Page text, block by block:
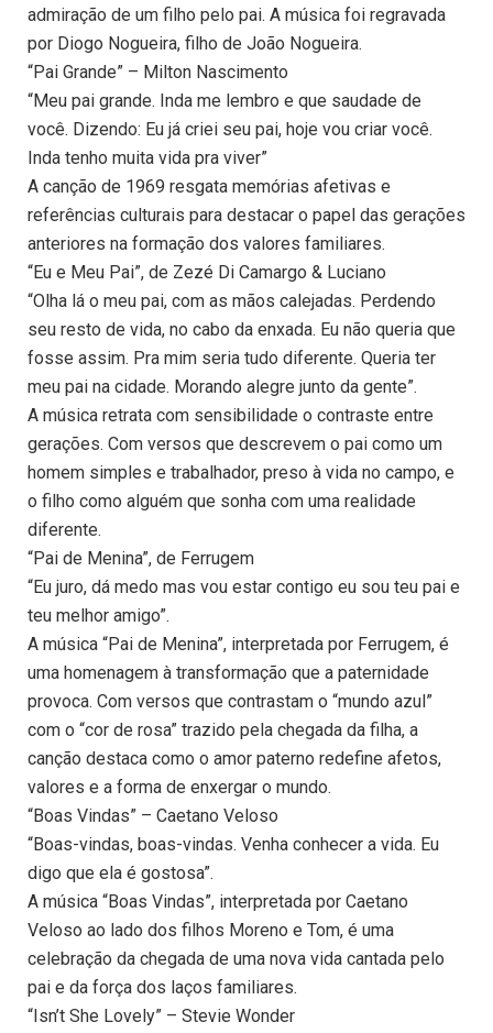
admiração de um filho pelo pai. A música foi regravada
por Diogo Nogueira, filho de João Nogueira.
“Pai Grande” – Milton Nascimento
“Meu pai grande. Inda me lembro e que saudade de
você. Dizendo: Eu já criei seu pai, hoje vou criar você.
Inda tenho muita vida pra viver”
A canção de 1969 resgata memórias afetivas e
referências culturais para destacar o papel das gerações
anteriores na formação dos valores familiares.
“Eu e Meu Pai”, de Zezé Di Camargo & Luciano
“Olha lá o meu pai, com as mãos calejadas. Perdendo
seu resto de vida, no cabo da enxada. Eu não queria que
fosse assim. Pra mim seria tudo diferente. Queria ter
meu pai na cidade. Morando alegre junto da gente”.
A música retrata com sensibilidade o contraste entre
gerações. Com versos que descrevem o pai como um
homem simples e trabalhador, preso à vida no campo, e
o filho como alguém que sonha com uma realidade
diferente.
“Pai de Menina”, de Ferrugem
“Eu juro, dá medo mas vou estar contigo eu sou teu pai e
teu melhor amigo”.
A música “Pai de Menina”, interpretada por Ferrugem, é
uma homenagem à transformação que a paternidade
provoca. Com versos que contrastam o “mundo azul”
com o “cor de rosa” trazido pela chegada da filha, a
canção destaca como o amor paterno redefine afetos,
valores e a forma de enxergar o mundo.
“Boas Vindas” – Caetano Veloso
“Boas-vindas, boas-vindas. Venha conhecer a vida. Eu
digo que ela é gostosa”.
A música “Boas Vindas”, interpretada por Caetano
Veloso ao lado dos filhos Moreno e Tom, é uma
celebração da chegada de uma nova vida cantada pelo
pai e da força dos laços familiares.
“Isn’t She Lovely” – Stevie Wonder